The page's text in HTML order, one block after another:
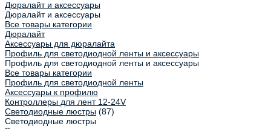
Дюралайт и аксессуары
Дюралайт и аксессуары
Все товары категории
Дюралайт
Аксессуары для дюралайта
Профиль для светодиодной ленты и аксессуары
Профиль для светодиодной ленты и аксессуары
Все товары категории
Профиль для светодиодной ленты
Аксессуары к профилю
Контроллеры для лент 12-24V
Светодиодные люстры (87)
Светодиодные люстры